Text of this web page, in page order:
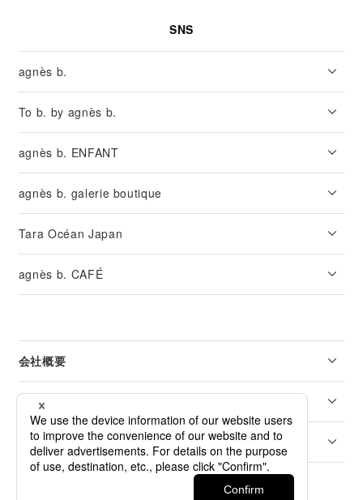
SNS
agnès b.
To b. by agnès b.
agnès b. ENFANT
agnès b. galerie boutique
Tara Océan Japan
agnès b. CAFÉ
会社概要
リーガル
カスタマーサービス